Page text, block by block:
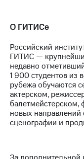
О ГИТИСе
Российский
ГИТИС —
недавно
1 900 студентов из
рубежа обучаются
актерском,
балетмейстерском,
новых направлений
сценографии и